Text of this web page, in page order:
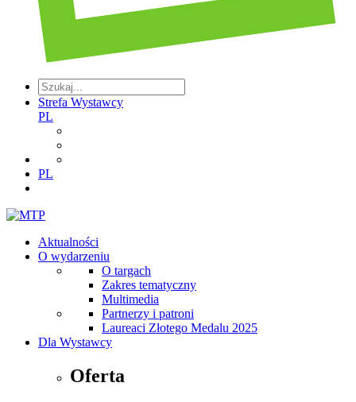
Strefa Wystawcy
PL
PL
Aktualności
O wydarzeniu
O targach
Zakres tematyczny
Multimedia
Partnerzy i patroni
Laureaci Złotego Medalu 2025
Dla Wystawcy
Oferta